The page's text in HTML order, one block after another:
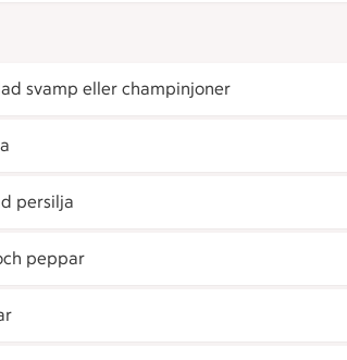
svamp eller champinjoner
persilja
peppar